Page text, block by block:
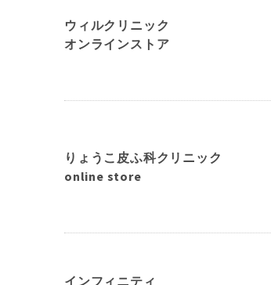
ウィルクリニック
オンラインストア
りょうこ皮ふ科クリニック
online store
インフィニティ